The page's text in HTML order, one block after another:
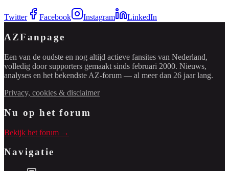
Twitter Facebook Instagram LinkedIn
AZFanpage
Een van de oudste en nog altijd actieve fansites van Nederland,
volledig door supporters gemaakt sinds februari 2000. Nieuws,
analyses en het bekendste AZ-forum — al meer dan 26 jaar lang.
Privacy, cookies & disclaimer
Nu op het forum
Bekijk het forum →
Navigatie